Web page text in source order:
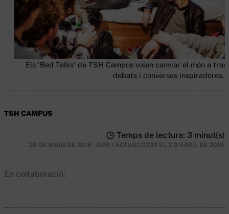
Els 'Bed Talks' de TSH Campus volen canviar el món a
debats i converses inspiradores.
TSH CAMPUS
Temps de lectura: 3 minut(s)
28 DE MAIG DE 2018 · 0:05 / ACTUALITZAT EL 2 D'ABRIL DE 2025
En col·laboració: